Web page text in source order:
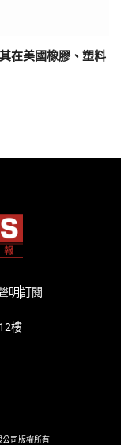
在美國橡膠、塑料
明訂閱
樓
公司版權所有